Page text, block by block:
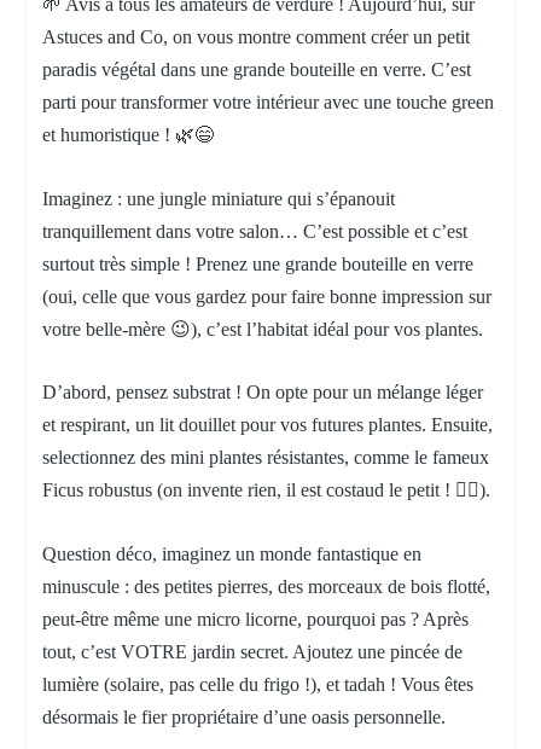
🌱 Avis à tous les amateurs de verdure ! Aujourd’hui, sur
Astuces and Co, on vous montre comment créer un petit
paradis végétal dans une grande bouteille en verre. C’est
parti pour transformer votre intérieur avec une touche green
et humoristique ! 🌿😄
Imaginez : une jungle miniature qui s’épanouit
tranquillement dans votre salon… C’est possible et c’est
surtout très simple ! Prenez une grande bouteille en verre
(oui, celle que vous gardez pour faire bonne impression sur
votre belle-mère 😉), c’est l’habitat idéal pour vos plantes.
D’abord, pensez substrat ! On opte pour un mélange léger
et respirant, un lit douillet pour vos futures plantes. Ensuite,
selectionnez des mini plantes résistantes, comme le fameux
Ficus robustus (on invente rien, il est costaud le petit ! 🏋️‍♂️).
Question déco, imaginez un monde fantastique en
minuscule : des petites pierres, des morceaux de bois flotté,
peut-être même une micro licorne, pourquoi pas ? Après
tout, c’est VOTRE jardin secret. Ajoutez une pincée de
lumière (solaire, pas celle du frigo !), et tadah ! Vous êtes
désormais le fier propriétaire d’une oasis personnelle.